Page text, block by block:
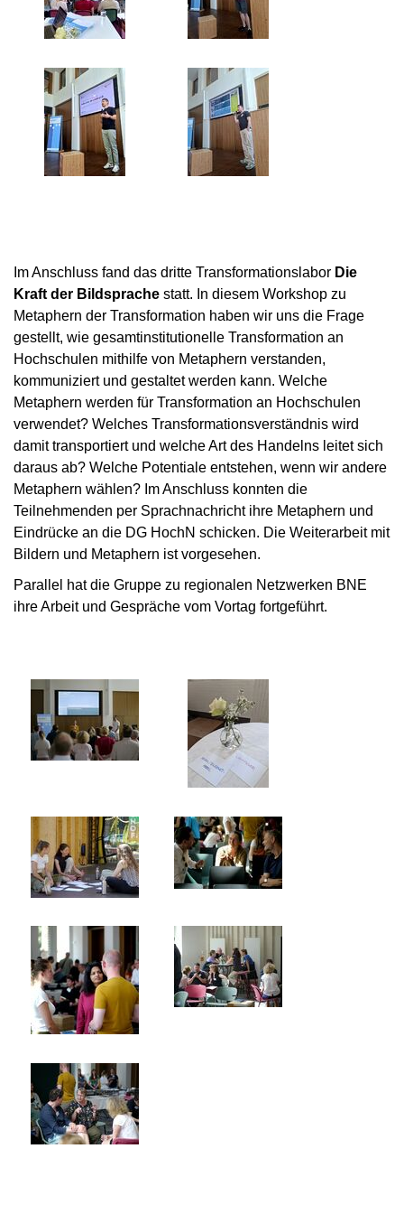
Im Anschluss fand das dritte Transformationslabor Die
Kraft der Bildsprache statt. In diesem Workshop zu
Metaphern der Transformation haben wir uns die Frage
gestellt, wie gesamtinstitutionelle Transformation an
Hochschulen mithilfe von Metaphern verstanden,
kommuniziert und gestaltet werden kann. Welche
Metaphern werden für Transformation an Hochschulen
verwendet? Welches Transformationsverständnis wird
damit transportiert und welche Art des Handelns leitet sich
daraus ab? Welche Potentiale entstehen, wenn wir andere
Metaphern wählen? Im Anschluss konnten die
Teilnehmenden per Sprachnachricht ihre Metaphern und
Eindrücke an die DG HochN schicken. Die Weiterarbeit mit
Bildern und Metaphern ist vorgesehen.
Parallel hat die Gruppe zu regionalen Netzwerken BNE
ihre Arbeit und Gespräche vom Vortag fortgeführt.